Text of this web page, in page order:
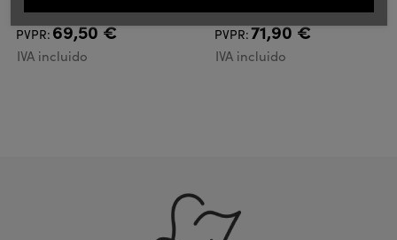
PVPR:69,50 €
IVA incluido
PVPR:71,90 €
IVA incluido